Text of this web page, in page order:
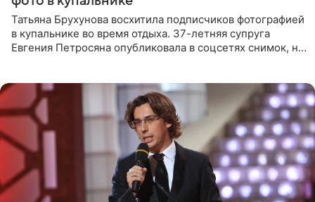
Татьяна Брухунова восхитила подписчиков фотографией
в купальнике во время отдыха. 37-летняя супруга
Евгения Петросяна опубликовала в соцсетях снимок, на